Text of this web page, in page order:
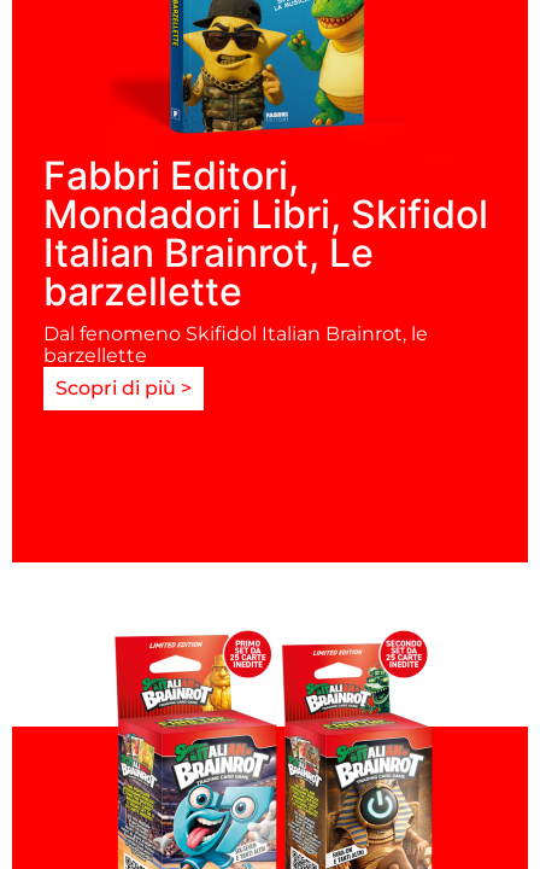
Fabbri Editori,
Mondadori Libri, Skifidol
Italian Brainrot, Le
barzellette
Dal fenomeno Skifidol Italian Brainrot, le
barzellette
Scopri di più >